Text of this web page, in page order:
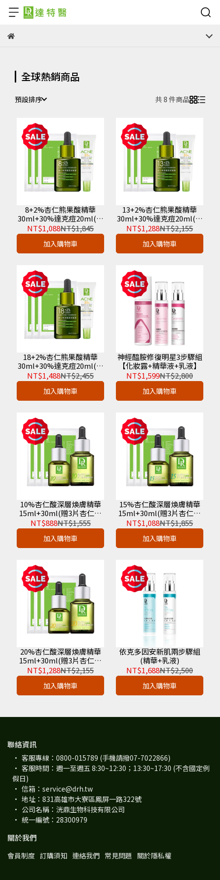
全球熱銷商品
預設排序 共 8 件商品
8+2%杏仁熊果酸精華
30ml+30%達克痘20ml(贈
3片杏仁酸面膜)
NT$1,088NT$1,845
加入購物車
13+2%杏仁熊果酸精華
30ml+30%達克痘20ml(贈
3片杏仁酸面膜)
NT$1,288NT$2,155
加入購物車
18+2%杏仁熊果酸精華
30ml+30%達克痘20ml(贈
3片杏仁酸面膜)
NT$1,488NT$2,455
加入購物車
神經醯胺修復明星3步驟組
【化妝露+精華液+乳液】
NT$1,599NT$2,800
加入購物車
10%杏仁酸深層煥膚精華
15ml+30ml(贈3片杏仁酸
面膜)
NT$888NT$1,555
加入購物車
15%杏仁酸深層煥膚精華
15ml+30ml(贈3片杏仁酸
面膜)
NT$1,088NT$1,855
加入購物車
20%杏仁酸深層煥膚精華
15ml+30ml(贈3片杏仁酸
面膜)
NT$1,288NT$2,155
加入購物車
依克多因安新肌兩步驟組
(精華+乳液)
NT$1,688NT$2,500
加入購物車
聯絡資訊
客服專線：0800-015789 (手機請撥07-7022866)
客服時間：週一至週五 8:30~12:30；13:30~17:30 (不含國定例
假日)
信箱：service@drh.tw
地址：831高雄市大寮區鳳屏一路322號
公司名稱：洸鼎生物科技有限公司
統一編號：28300979
關於我們
會員制度 訂購須知 連絡我們 常見問題 關於隱私權